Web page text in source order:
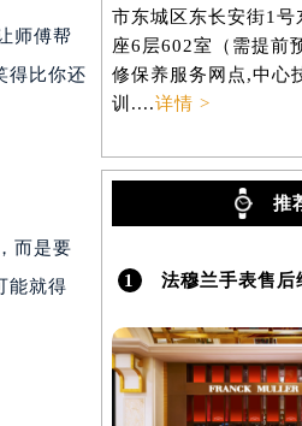
师傅帮
得比你还
而是要
能就得
市东城区东长安街1号
座6层602室（需提前
修保养服务网点,中心
训....详情 >
推
1